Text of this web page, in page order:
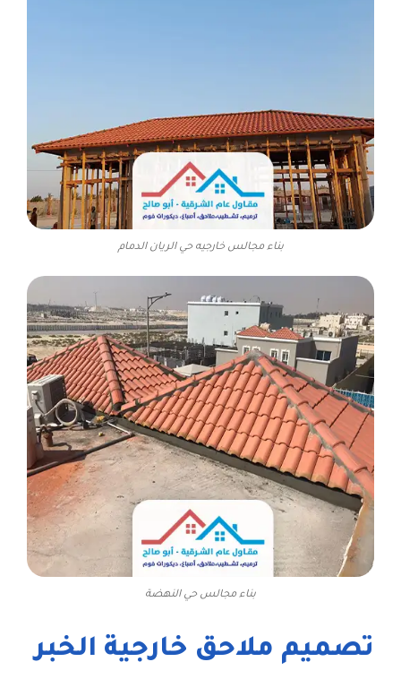
بناء مجالس خارجيه حي الريان الدمام
بناء مجالس حي النهضة
تصميم ملاحق خارجية الخبر